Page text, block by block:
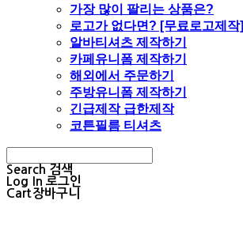
가장 많이 팔리는 상품은?
로고가 없다면? [무료로고제작]
알바티셔츠 제작하기
카페유니폼 제작하기
해외에서 주문하기
주방유니폼 제작하기
긴급제작 급한제작
코튼필름 티셔츠
Search 검색
Log In 로그인
Cart장바구니